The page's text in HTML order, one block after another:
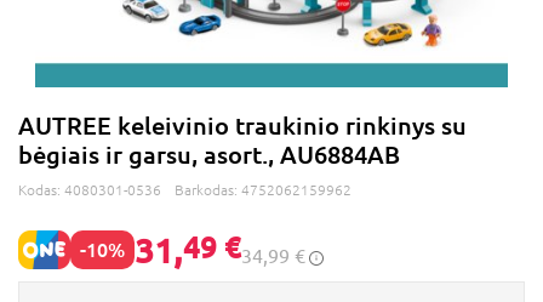
AUTREE keleivinio traukinio rinkinys su
bėgiais ir garsu, asort., AU6884AB
Kodas: 4080301-0536 Barkodas: 4752062159962
-10% 31,49 €34,99 €